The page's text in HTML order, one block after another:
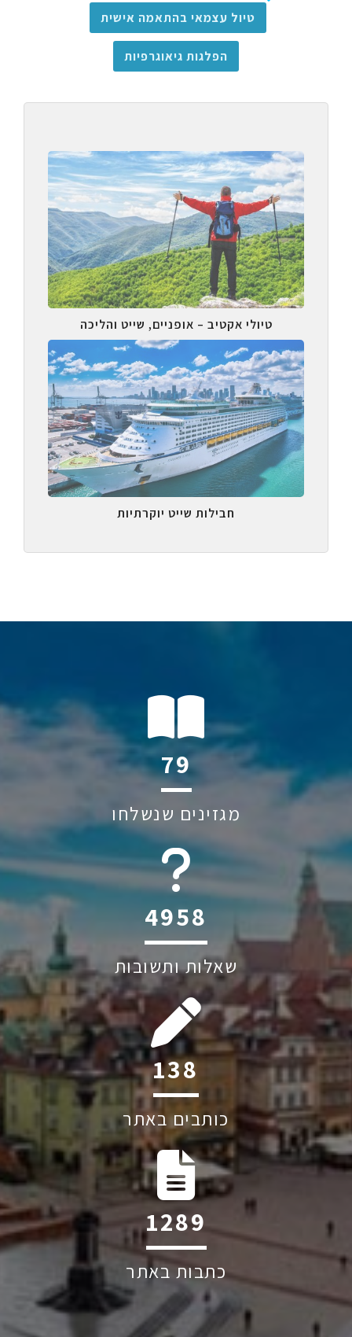
טיול עצמאי בהתאמה אישית
הפלגות גיאוגרפיות
טיולי אקטיב – אופניים, שייט והליכה
חבילות שייט יוקרתיות
110
מגזינים שנשלחו
6045
שאלות ותשובות
192
כותבים באתר
1787
כתבות באתר